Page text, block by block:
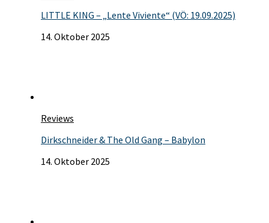
LITTLE KING – „Lente Viviente“ (VÖ: 19.09.2025)
14. Oktober 2025
Reviews
Dirkschneider & The Old Gang – Babylon
14. Oktober 2025